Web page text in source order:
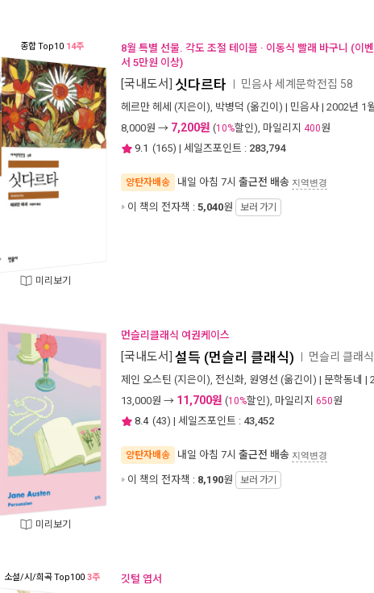
종합Top10 14주
미리보기
8월 특별 선물. 각도 조절 테이블 · 이동식 빨래 바구니 (이
서 5만원 이상)
[국내도서] 싯다르타 민음사 세계문학전집 58
헤르만 헤세 (지은이), 박병덕 (옮긴이) | 민음사 | 2002년 1
8,000원 → 7,200원 (10%할인), 마일리지 400원
9.1 (165) | 세일즈포인트 : 283,794
양탄자배송 내일 아침 7시 출근전 배송 지역변경
이 책의 전자책 : 5,040원 보러 가기
미리보기
먼슬리클래식 여권케이스
[국내도서] 설득 (먼슬리 클래식) 먼슬리 클래
제인 오스틴 (지은이), 전신화, 원영선 (옮긴이) | 문학동네 |
13,000원 → 11,700원 (10%할인), 마일리지 650원
8.4 (43) | 세일즈포인트 : 43,452
양탄자배송 내일 아침 7시 출근전 배송 지역변경
이 책의 전자책 : 8,190원 보러 가기
소설/시/희곡Top100 3주 깃털 엽서